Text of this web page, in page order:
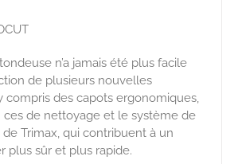
n’a jamais été plus facile
de plusieurs nouvelles
compris des capots ergonomiques,
ces de nettoyage et le système de
de Trimax, qui contribuent à un
plus sûr et plus rapide.